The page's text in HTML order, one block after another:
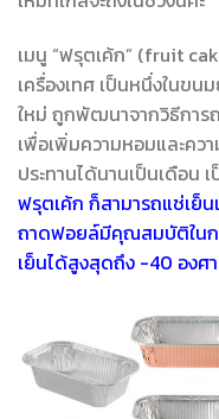
เมนู “ฟรุตเค้ก” (fruit
เครื่องเทศ เป็นหนึ่งในข
ใหม่ ถูกพัฒนาจากวิธีการ
เพื่อเพิ่มความหอมและคว
ประทานได้นานเป็นเดือน
ฟรุตเค้ก ก็สามารถแช่เย็น
ถาดฟอยล์มีคุณสมบัติในก
เย็นได้สูงสุดถึง -40 องศ